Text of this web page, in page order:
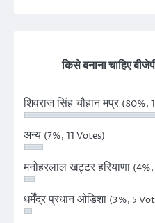
किसे बनाना चाहिए
शिवराज सिंह चौहान मप्र (80%,
अन्य (7%, 11 Votes)
मनोहरलाल खट्टर हरियाणा (4%,
धर्मेंद्र प्रधान ओडिशा (3%, 5